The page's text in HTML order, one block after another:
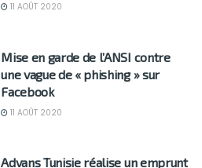
11 AOÛT 2020
Mise en garde de l’ANSI contre
une vague de « phishing » sur
Facebook
11 AOÛT 2020
Advans Tunisie réalise un emprunt